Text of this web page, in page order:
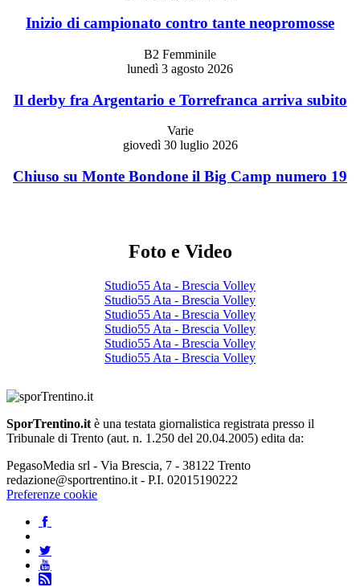
Inizio di campionato contro tante neopromosse
B2 Femminile
lunedì 3 agosto 2026
Il derby fra Argentario e Torrefranca arriva subito
Varie
giovedì 30 luglio 2026
Chiuso su Monte Bondone il Big Camp numero 19
Foto e Video
Studio55 Ata - Brescia Volley
Studio55 Ata - Brescia Volley
Studio55 Ata - Brescia Volley
Studio55 Ata - Brescia Volley
Studio55 Ata - Brescia Volley
Studio55 Ata - Brescia Volley
SporTrentino.it è una testata giornalistica registrata presso il
Tribunale di Trento (aut. n. 1.250 del 20.04.2005) edita da:
PegasoMedia srl - Via Brescia, 7 - 38122 Trento
redazione@sportrentino.it - P.I. 02015190222
Preferenze cookie